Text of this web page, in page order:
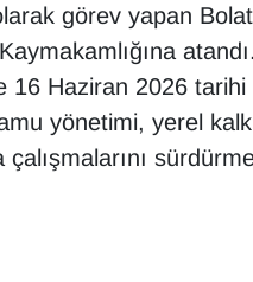
görev yapan
16 Haziran 2026 tarihi
yönetimi, yerel